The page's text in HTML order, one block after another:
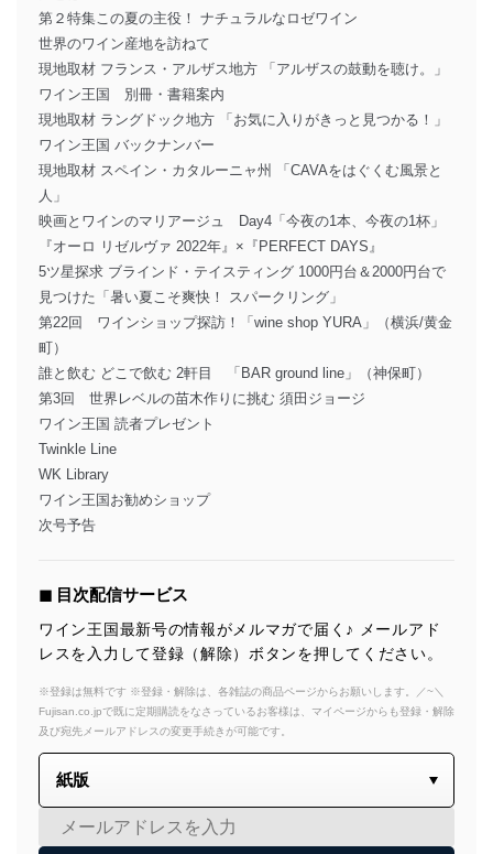
第２特集この夏の主役！ ナチュラルなロゼワイン
世界のワイン産地を訪ねて
現地取材 フランス・アルザス地方 「アルザスの鼓動を聴け。」
ワイン王国 別冊・書籍案内
現地取材 ラングドック地方 「お気に入りがきっと見つかる！」
ワイン王国 バックナンバー
現地取材 スペイン・カタルーニャ州 「CAVAをはぐくむ風景と
人」
映画とワインのマリアージュ Day4「今夜の1本、今夜の1杯」
『オーロ リゼルヴァ 2022年』×『PERFECT DAYS』
5ツ星探求 ブラインド・テイスティング 1000円台＆2000円台で
見つけた「暑い夏こそ爽快！ スパークリング」
第22回 ワインショップ探訪！「wine shop YURA」（横浜/黄金
町）
誰と飲む どこで飲む 2軒目 「BAR ground line」（神保町）
第3回 世界レベルの苗木作りに挑む 須田ジョージ
ワイン王国 読者プレゼント
Twinkle Line
WK Library
ワイン王国お勧めショップ
次号予告
◼︎ 目次配信サービス
ワイン王国最新号の情報がメルマガで届く♪ メールアド
レスを入力して登録（解除）ボタンを押してください。
※登録は無料です ※登録・解除は、各雑誌の商品ページからお願いします。／~＼
Fujisan.co.jpで既に定期購読をなさっているお客様は、マイページからも登録・解除
及び宛先メールアドレスの変更手続きが可能です。